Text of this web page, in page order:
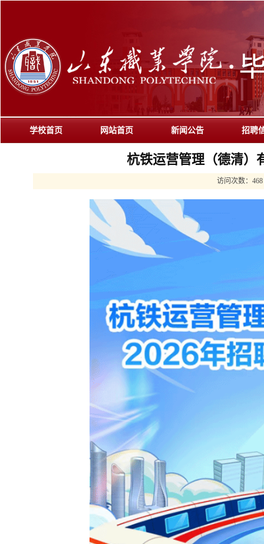
学校首页 网站首页 新闻公告 招聘
杭铁运营管理（德清）
访问次数： 468